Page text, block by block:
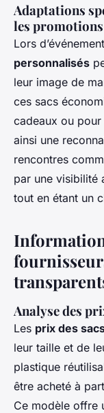
Adaptations
les promotions
Lors
personnalisés
leur image de
ces sacs
cadeaux ou
ainsi une
rencontres
par une visibilité
tout en étant un
Analyse des
Les prix des
leur taille et de
plastique
être acheté à
Ce modèle offre